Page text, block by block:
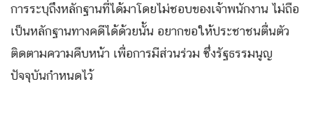
การระบุถึงหลักฐานที่ได้มาโดยไม่ชอบของเจ้าพนักงาน ไม่ถือ
เป็นหลักฐานทางคดีได้ด้วยนั้น อยากขอให้ประชาชนตื่นตัว
ติดตามความคืบหน้า เพื่อการมีส่วนร่วม ซึ่งรัฐธรรมนูญ
ปัจจุบันกำหนดไว้